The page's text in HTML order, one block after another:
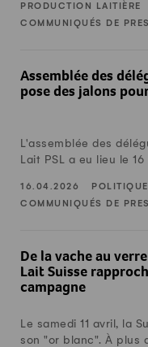
PRODUCTION LAITIÈRE
COMMUNIQUÉS DE
Assemblée des
pose des jalons
L'assemblée des
Lait PSL a eu lieu le
16.04.2026
COMMUNIQUÉS DE
De la vache au
Lait Suisse
campagne
Le samedi 11 avril, la
son "or blanc". À plus